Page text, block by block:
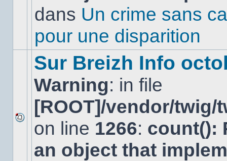
sujet.
dans Un crime sans
pour une disparition
Aucun
nouveau
message
non-
Sur Breizh Info
Warning: in file
[ROOT]/vendor/
on line 1266: count():
an object that